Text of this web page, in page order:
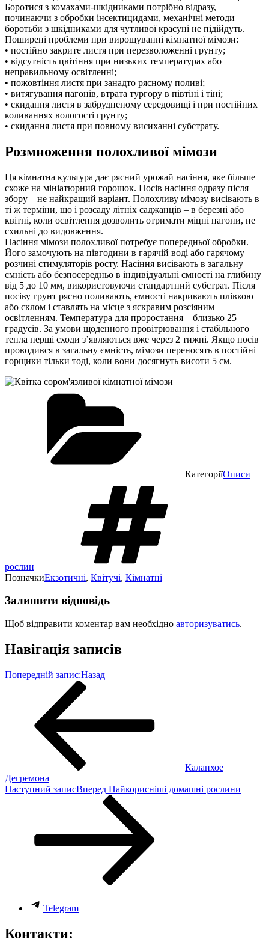
Боротися з комахами-шкідниками потрібно відразу,
починаючи з обробки інсектицидами, механічні методи
боротьби з шкідниками для чутливої красуні не підійдуть.
Поширені проблеми при вирощуванні кімнатної мімози:
• постійно закрите листя при перезволоженні грунту;
• відсутність цвітіння при низьких температурах або
неправильному освітленні;
• пожовтіння листя при занадто рясному поливі;
• витягування пагонів, втрата тургору в півтіні і тіні;
• скидання листя в забрудненому середовищі і при постійних
коливаннях вологості грунту;
• скидання листя при повному висиханні субстрату.
Розмноження полохливої мімози
Ця кімнатна культура дає рясний урожай насіння, яке більше
схоже на мініатюрний горошок. Посів насіння одразу після
збору – не найкращий варіант. Полохливу мімозу висівають в
ті ж терміни, що і розсаду літніх саджанців – в березні або
квітні, коли освітлення дозволить отримати міцні пагони, не
схильні до видовження.
Насіння мімози полохливої потребує попередньої обробки.
Його замочують на півгодини в гарячій воді або гарячому
розчині стимуляторів росту. Насіння висівають в загальну
ємність або безпосередньо в індивідуальні ємності на глибину
від 5 до 10 мм, використовуючи стандартний субстрат. Після
посіву грунт рясно поливають, ємності накривають плівкою
або склом і ставлять на місце з яскравим розсіяним
освітленням. Температура для проростання – близько 25
градусів. За умови щоденного провітрювання і стабільного
тепла перші сходи з’являються вже через 2 тижні. Якщо посів
проводився в загальну ємність, мімози переносять в постійні
горщики тільки тоді, коли вони досягнуть висоти 5 см.
КатегоріїОписи
рослин
ПозначкиЕкзотичні, Квітучі, Кімнатні
Залишити відповідь
Щоб відправити коментар вам необхідно авторизуватись.
Навігація записів
Попередній запис:Назад
Каланхое
Дегремона
Наступний записВперед Найкорисніші домашні рослини
Telegram
Контакти: